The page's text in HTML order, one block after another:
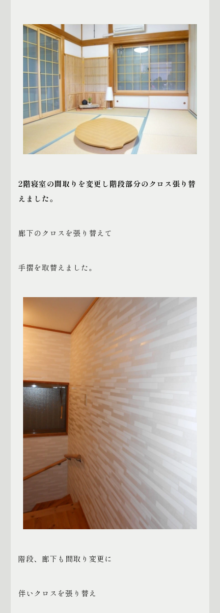
2階寝室の間取りを変更し階段部分のクロス張り替
えました。
廊下のクロスを張り替えて
手摺を取替えました。
階段、廊下も間取り変更に
伴いクロスを張り替え